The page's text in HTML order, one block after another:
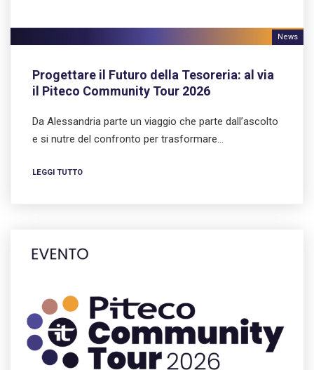
News
Progettare il Futuro della Tesoreria: al via
il Piteco Community Tour 2026
Da Alessandria parte un viaggio che parte dall’ascolto
e si nutre del confronto per trasformare…
LEGGI TUTTO